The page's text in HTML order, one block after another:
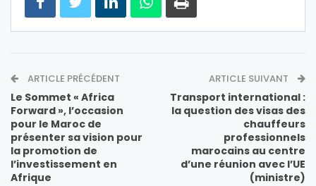
ARTICLE PRÉCÉDENT
Le Sommet « Africa
Forward », l’occasion
pour le Maroc de
présenter sa vision pour
la promotion de
l’investissement en
Afrique
ARTICLE SUIVANT
Transport international :
la question des visas des
chauffeurs
professionnels
marocains au centre
d’une réunion avec l’UE
(ministre)